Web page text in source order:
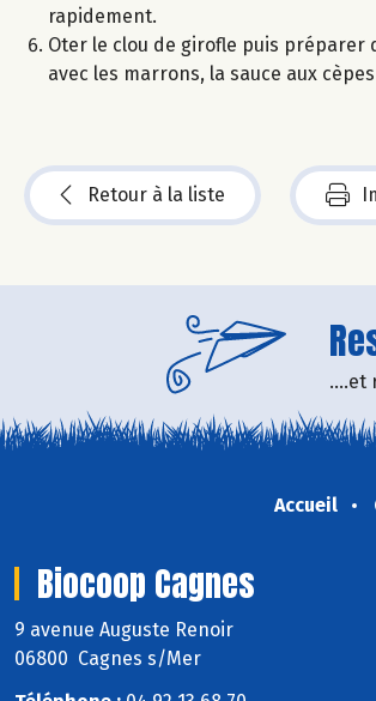
rapidement.
Oter le clou de girofle puis préparer
avec les marrons, la sauce aux
Retour à la liste
....et
Accueil
Biocoop Cagnes
9 avenue Auguste Renoir
06800 Cagnes s/Mer